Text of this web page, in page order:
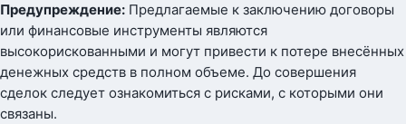
Предупреждение: Предлагаемые к заключению договоры
или финансовые инструменты являются
высокорискованными и могут привести к потере внесённых
денежных средств в полном объеме. До совершения
сделок следует ознакомиться с рисками, с которыми они
связаны.